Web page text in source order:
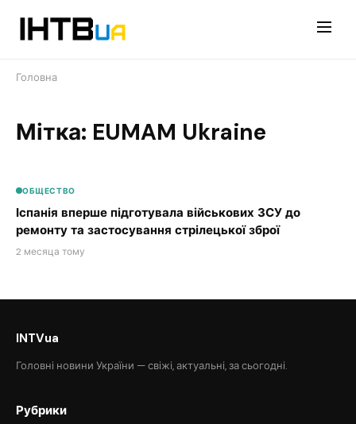
Головна
Мітка: EUMAM Ukraine
ОБЩЕСТВО
Іспанія вперше підготувала військових ЗСУ до
ремонту та застосування стрілецької зброї
2 месяца тому
INTVua
Головні новини України — свіжі, актуальні, за сьогодні.
Рубрики